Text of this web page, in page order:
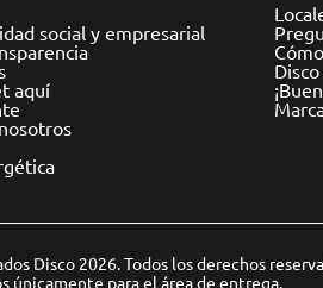
social y empresarial
aquí
Disco 2026. Todos los derechos
únicamente para el área de entrega.